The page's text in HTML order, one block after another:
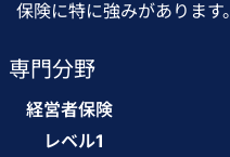
保険に特に強みがあります。
専門分野
経営者保険
レベル1